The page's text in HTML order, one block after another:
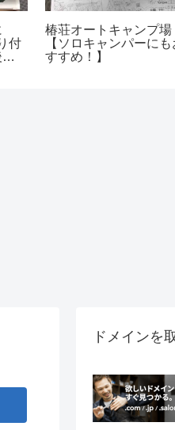
付
椿荘オートキャンプ場
【ソロキャンパーにも
すすめ！】
ドメインを